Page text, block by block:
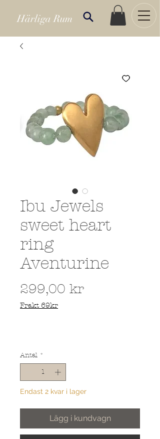
Härliga Rum
Ibu Jewels
sweet heart
ring
Aventurine
299,00 krPris
Frakt 69kr
Antal *
Endast 2 kvar i lager
Lägg i kundvagn